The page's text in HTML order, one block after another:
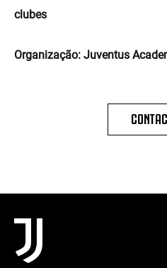
clubes
Organização: Juventus